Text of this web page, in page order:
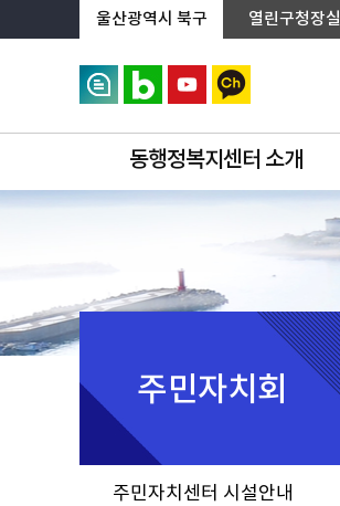
상단메뉴로 바로가기
전체메뉴로 바로가기
왼쪽메뉴로 바로가기
본문으로 바로가기울산광역시 북구 열린구청장실
동행정복지센터 소개
주민자치회
주민자치센터 시설안내